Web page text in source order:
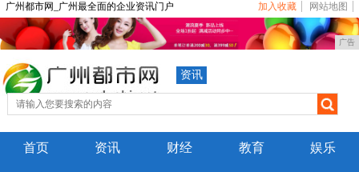
广州都市网_广州最全面的企业资讯门户 加入收藏 网站地图
广告
资讯
首页 资讯 财经 教育 娱乐